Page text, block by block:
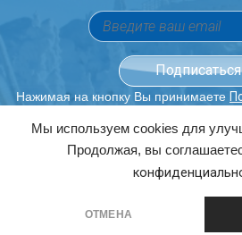
Мы используем cookies для
Продолжая, вы
ОТМЕНА
Нажимая на кнопку Вы принимаете